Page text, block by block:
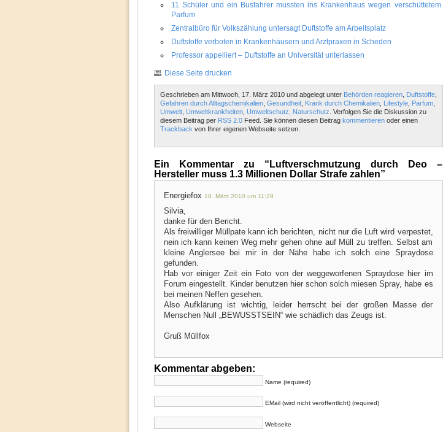
11 Schüler und ein Busfahrer mussten ins Krankenhaus wegen verschüttetem
Parfum
Zentralbüro für Volkszählung untersagt Duftstoffe am Arbeitsplatz
Duftstoffe verboten in Krankenhäusern und Arztpraxen in Scheden
Professor appelliert – Duftstoffe an Universität unterlassen
Diese Seite drucken
Geschrieben am Mittwoch, 17. März 2010 und abgelegt unter Behörden reagieren, Duftstoffe,
Gefahren durch Alltagschemikalien, Gesundheit, Krank durch Chemikalien, Lifestyle, Parfum,
Umwelt, Umweltkrankheiten, Umweltschutz, Naturschutz . Verfolgen Sie die Diskussion zu
diesem Beitrag per RSS 2.0Feed. Sie können diesen Beitrag kommentierenoder einen
Trackback von Ihrer eigenen Webseite setzen.
Ein Kommentar zu “Luftverschmutzung durch Deo –
Hersteller muss 1.3 Millionen Dollar Strafe zahlen”
Energiefox 18. März 2010 um 11:29
Silvia,
danke für den Bericht.
Als freiwilliger Müllpate kann ich berichten, nicht nur die Luft wird verpestet,
nein ich kann keinen Weg mehr gehen ohne auf Müll zu treffen. Selbst am
kleine Anglersee bei mir in der Nähe habe ich solch eine Spraydose
gefunden.
Hab vor einiger Zeit ein Foto von der weggeworfenen Spraydose hier im
Forum eingestellt. Kinder benutzen hier schon solch miesen Spray, habe es
bei meinen Neffen gesehen.
Also Aufklärung ist wichtig, leider herrscht bei der großen Masse der
Menschen Null „BEWUSSTSEIN“ wie schädlich das Zeugs ist.
Gruß Müllfox
Kommentar abgeben:
Name (required)
EMail (wird nicht veröffentlicht) (required)
Webseite